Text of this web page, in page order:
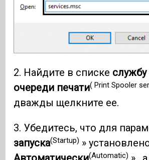
2. Найдите в списке
очереди печати( Print Spooler
дважды щелкните ее.
3. Убедитесь, что для
запуска(Startup) »
(Automatic)